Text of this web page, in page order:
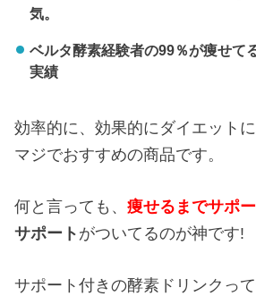
気。
ベルタ酵素経験者の99％が痩せて
実績
効率的に、効果的にダイエット
マジでおすすめの商品です。
何と言っても、痩せるまでサポ
サポート がついてるのが神です!
サポート付きの酵素ドリンクっ